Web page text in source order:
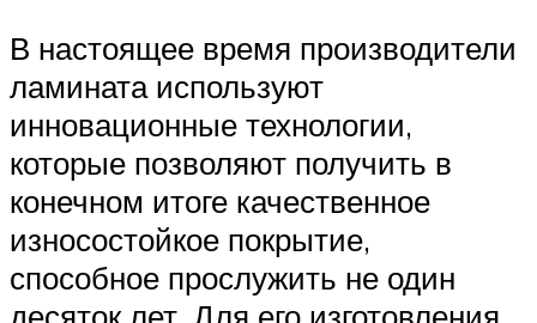
В настоящее время производители
ламината используют
инновационные технологии,
которые позволяют получить в
конечном итоге качественное
износостойкое покрытие,
способное прослужить не один